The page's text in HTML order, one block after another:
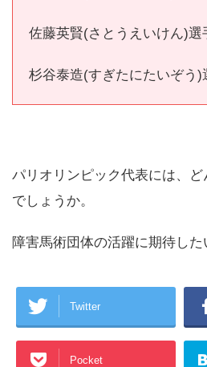
佐藤英賢(さとうえいけん)選
杉谷泰造(すぎたにたいぞう)
パリオリンピック代表には、
でしょうか。
障害馬術団体の活躍に期待した
Twitter
Pocket